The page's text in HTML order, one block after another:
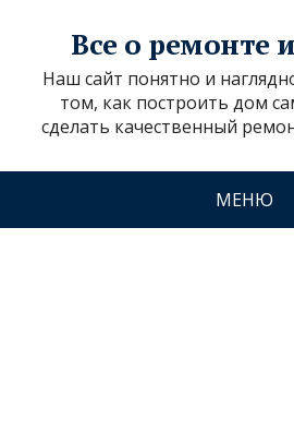
Все о ремонте
Наш сайт понятно и
том, как построить дом
сделать качественный
МЕНЮ